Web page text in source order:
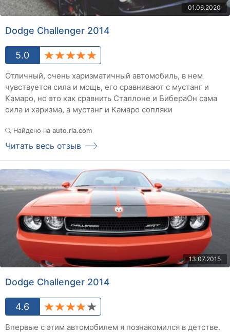
01.06.2020
Dodge Challenger 2014
5.0
Отличный, очень харизматичный автомобиль, в нем
чувствуется сила и мощь, его сравнивают с мустанг и
Камаро, но это как сравнить Сталлоне и БибераОн сама
сила и харизма, а мустанг и Камаро сопляки
Найдено на auto.ria.com
Читать весь отзыв
13.07.2015
Dodge Challenger 2014
4.6
Впервые с этим автомобилем я познакомился в детстве.